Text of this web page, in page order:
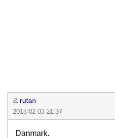
rutan
2018-02-03 21:37
Danmark.